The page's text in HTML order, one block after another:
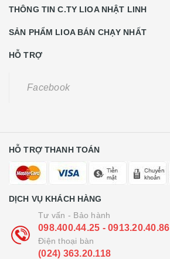
THÔNG TIN C.TY LIOA NHẬT LINH
SẢN PHẨM LIOA BÁN CHẠY NHẤT
HỖ TRỢ
Facebook
HỖ TRỢ THANH TOÁN
DỊCH VỤ KHÁCH HÀNG
Tư vấn - Bảo hành
098.400.44.25 - 0913.20.40.86
Điện thoại bàn
(024) 363.20.118